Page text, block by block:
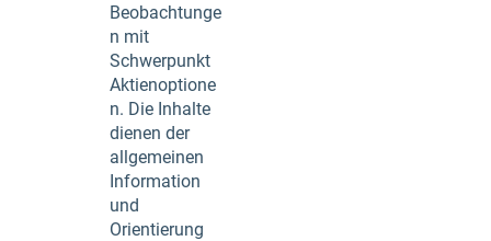
Beobachtunge
n mit
Schwerpunkt
Aktienoptione
n. Die Inhalte
dienen der
allgemeinen
Information
und
Orientierung